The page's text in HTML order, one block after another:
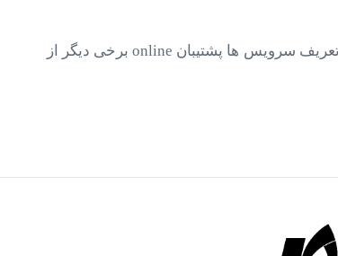
این خدمات نه تنها شامل خدمات رسانی سریع در مواقع ضروری و خرابی ها بوده، بلکه نظارت و کنترل، پیش بینی ، بازدید های ادواری ، تعریف سرویس ها پشتیبان online برخی دیگر از